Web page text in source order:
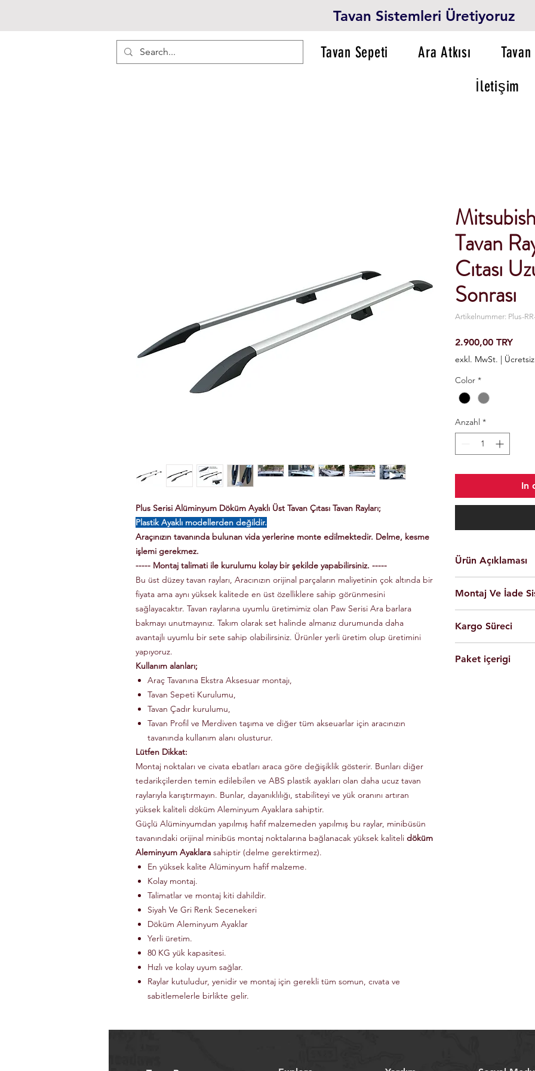
Tavan Sistemleri Üretiyoruz
Tavan Sepeti Ara Atkısı
İletişim
Plus Serisi Alüminyum Döküm Ayaklı Üst Tavan Çıtası Tavan Rayları;
Plastik Ayaklı modellerden değildir.
Araçınızın tavanında bulunan vida yerlerine monte edilmektedir. Delme, kesme
işlemi gerekmez.
----- Montaj talimati ile kurulumu kolay bir şekilde yapabilirsiniz. -----
Bu üst düzey tavan rayları, Aracınızın orijinal parçaların maliyetinin çok altında bir
fiyata ama aynı yüksek kalitede en üst özelliklere sahip görünmesini
sağlayacaktır. Tavan raylarına uyumlu üretimimiz olan Paw Serisi Ara barlara
bakmayı unutmayınız. Takım olarak set halinde almanız durumunda daha
avantajlı uyumlu bir sete sahip olabilirsiniz. Ürünler yerli üretim olup üretimini
yapıyoruz.
Kullanım alanları;
Araç Tavanına Ekstra Aksesuar montajı,
Tavan Sepeti Kurulumu,
Tavan Çadır kurulumu,
Tavan Profil ve Merdiven taşıma ve diğer tüm akseuarlar için aracınızın
tavanında kullanım alanı olusturur.
Lütfen Dikkat:
Montaj noktaları ve civata ebatları araca göre değişiklik gösterir. Bunları diğer
tedarikçilerden temin edilebilen ve ABS plastik ayakları olan daha ucuz tavan
raylarıyla karıştırmayın. Bunlar, dayanıklılığı, stabiliteyi ve yük oranını artıran
yüksek kaliteli döküm Aleminyum Ayaklara sahiptir.
Güçlü Alüminyumdan yapılmış hafif malzemeden yapılmış bu raylar, minibüsün
tavanındaki orijinal minibüs montaj noktalarına bağlanacak yüksek kaliteli döküm
Aleminyum Ayaklara sahiptir (delme gerektirmez).
En yüksek kalite Alüminyum hafif malzeme.
Kolay montaj.
Talimatlar ve montaj kiti dahildir.
Siyah Ve Gri Renk Secenekeri
Döküm Aleminyum Ayaklar
Yerli üretim.
80 KG yük kapasitesi.
Hızlı ve kolay uyum sağlar.
Raylar kutuludur, yenidir ve montaj için gerekli tüm somun, cıvata ve
sabitlemelerle birlikte gelir.
Tavan
Cıtası
Sonrası
Artikelnummer: Plus-
2.900,00 TRYPreis
exkl. MwSt. |
Color *
Anzahl *
In
Ürün Açıklaması
Kolay montaj.
Talimatlar ve
Siyah Ve Gri Renk
Döküm
Yerli üretim.
80 KG yük
Montaj Ve İade
olarak
Ürünleri son
yapabilmesi için
Tüm ürünlerde
Kargo Süreci
Saat 14'ekadar
Paket içerigi